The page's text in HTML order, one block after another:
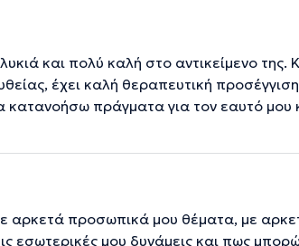
και πολύ καλή στο αντικείμενο
έχει καλή θεραπευτική
κατανοήσω πράγματα για τον εαυτό μου
αρκετά προσωπικά μου θέματα, με
εσωτερικές μου δυνάμεις και πως